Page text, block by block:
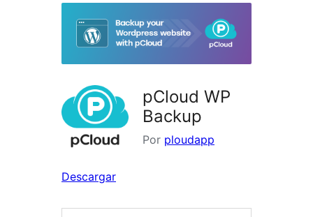
pCloud WP
Backup
Por ploudapp
Descargar